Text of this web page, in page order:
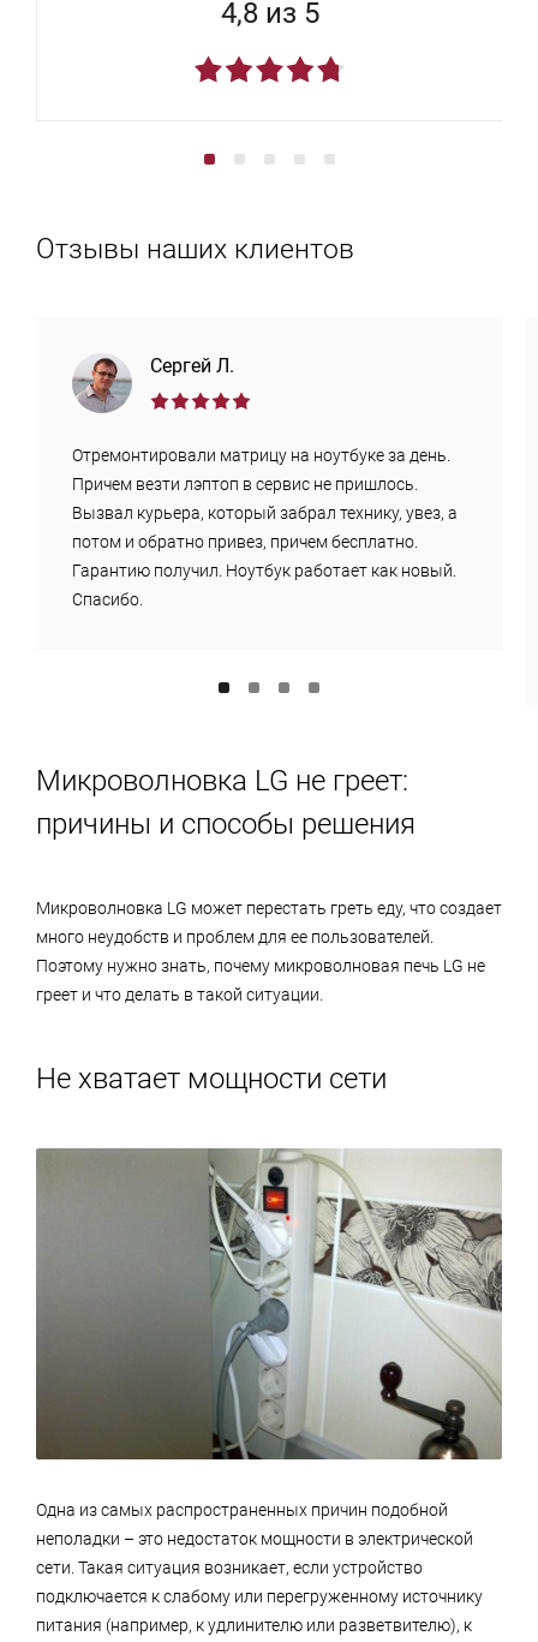
4,8 из 5
Отзывы наших клиентов
Сергей Л.
Отремонтировали матрицу на ноутбуке за день.
Причем везти лэптоп в сервис не пришлось.
Вызвал курьера, который забрал технику, увез, а
потом и обратно привез, причем бесплатно.
Гарантию получил. Ноутбук работает как новый.
Спасибо.
Микроволновка LG не греет:
причины и способы решения
Микроволновка LG может перестать греть еду, что создает
много неудобств и проблем для ее пользователей.
Поэтому нужно знать, почему микроволновая печь LG не
греет и что делать в такой ситуации.
Не хватает мощности сети
Одна из самых распространенных причин подобной
неполадки – это недостаток мощности в электрической
сети. Такая ситуация возникает, если устройство
подключается к слабому или перегруженному источнику
питания (например, к удлинителю или разветвителю), к